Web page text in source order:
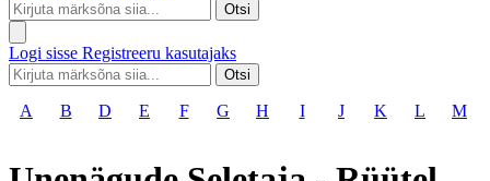
Otsi
Logi sisse Registreeru kasutajaks
Otsi
A B D E F G H I J K L M